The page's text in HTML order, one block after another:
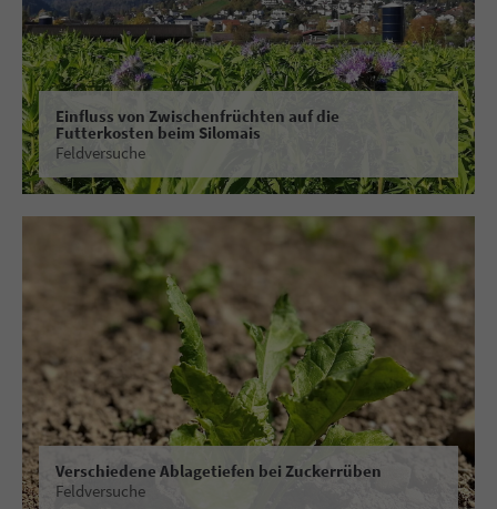
Einfluss von Zwischenfrüchten auf die
Futterkosten beim Silomais
Feldversuche
Verschiedene Ablagetiefen bei Zuckerrüben
Feldversuche